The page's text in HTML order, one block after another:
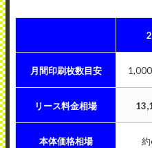
月間印刷枚数目安
リース料金相場
本体価格相場